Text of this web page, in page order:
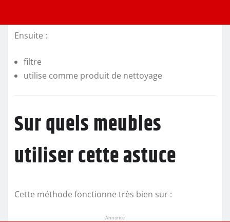
Ensuite :
filtre
utilise comme produit de nettoyage
Sur quels meubles
utiliser cette astuce
Cette méthode fonctionne très bien sur :
Annonce